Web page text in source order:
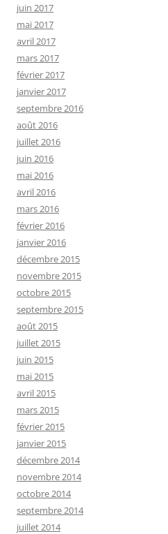
juin 2017
mai 2017
avril 2017
mars 2017
février 2017
janvier 2017
septembre 2016
août 2016
juillet 2016
juin 2016
mai 2016
avril 2016
mars 2016
février 2016
janvier 2016
décembre 2015
novembre 2015
octobre 2015
septembre 2015
août 2015
juillet 2015
juin 2015
mai 2015
avril 2015
mars 2015
février 2015
janvier 2015
décembre 2014
novembre 2014
octobre 2014
septembre 2014
juillet 2014